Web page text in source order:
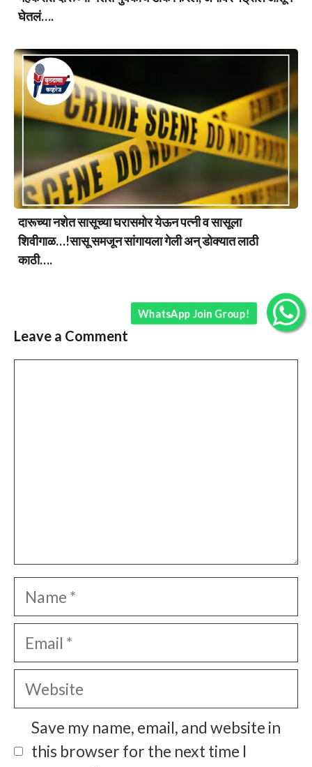
घेतलं….
दारूच्या नशेत सासूच्या घरासमोर येऊन पत्नी व सासूला
शिवीगाळ…!सासू समजून सांगायला गेली अन् डोक्यात लाठी
काठी….
Leave a Comment
Name
Email
Website
Save my name, email, and website in
this browser for the next time I
WhatsApp Join Group!